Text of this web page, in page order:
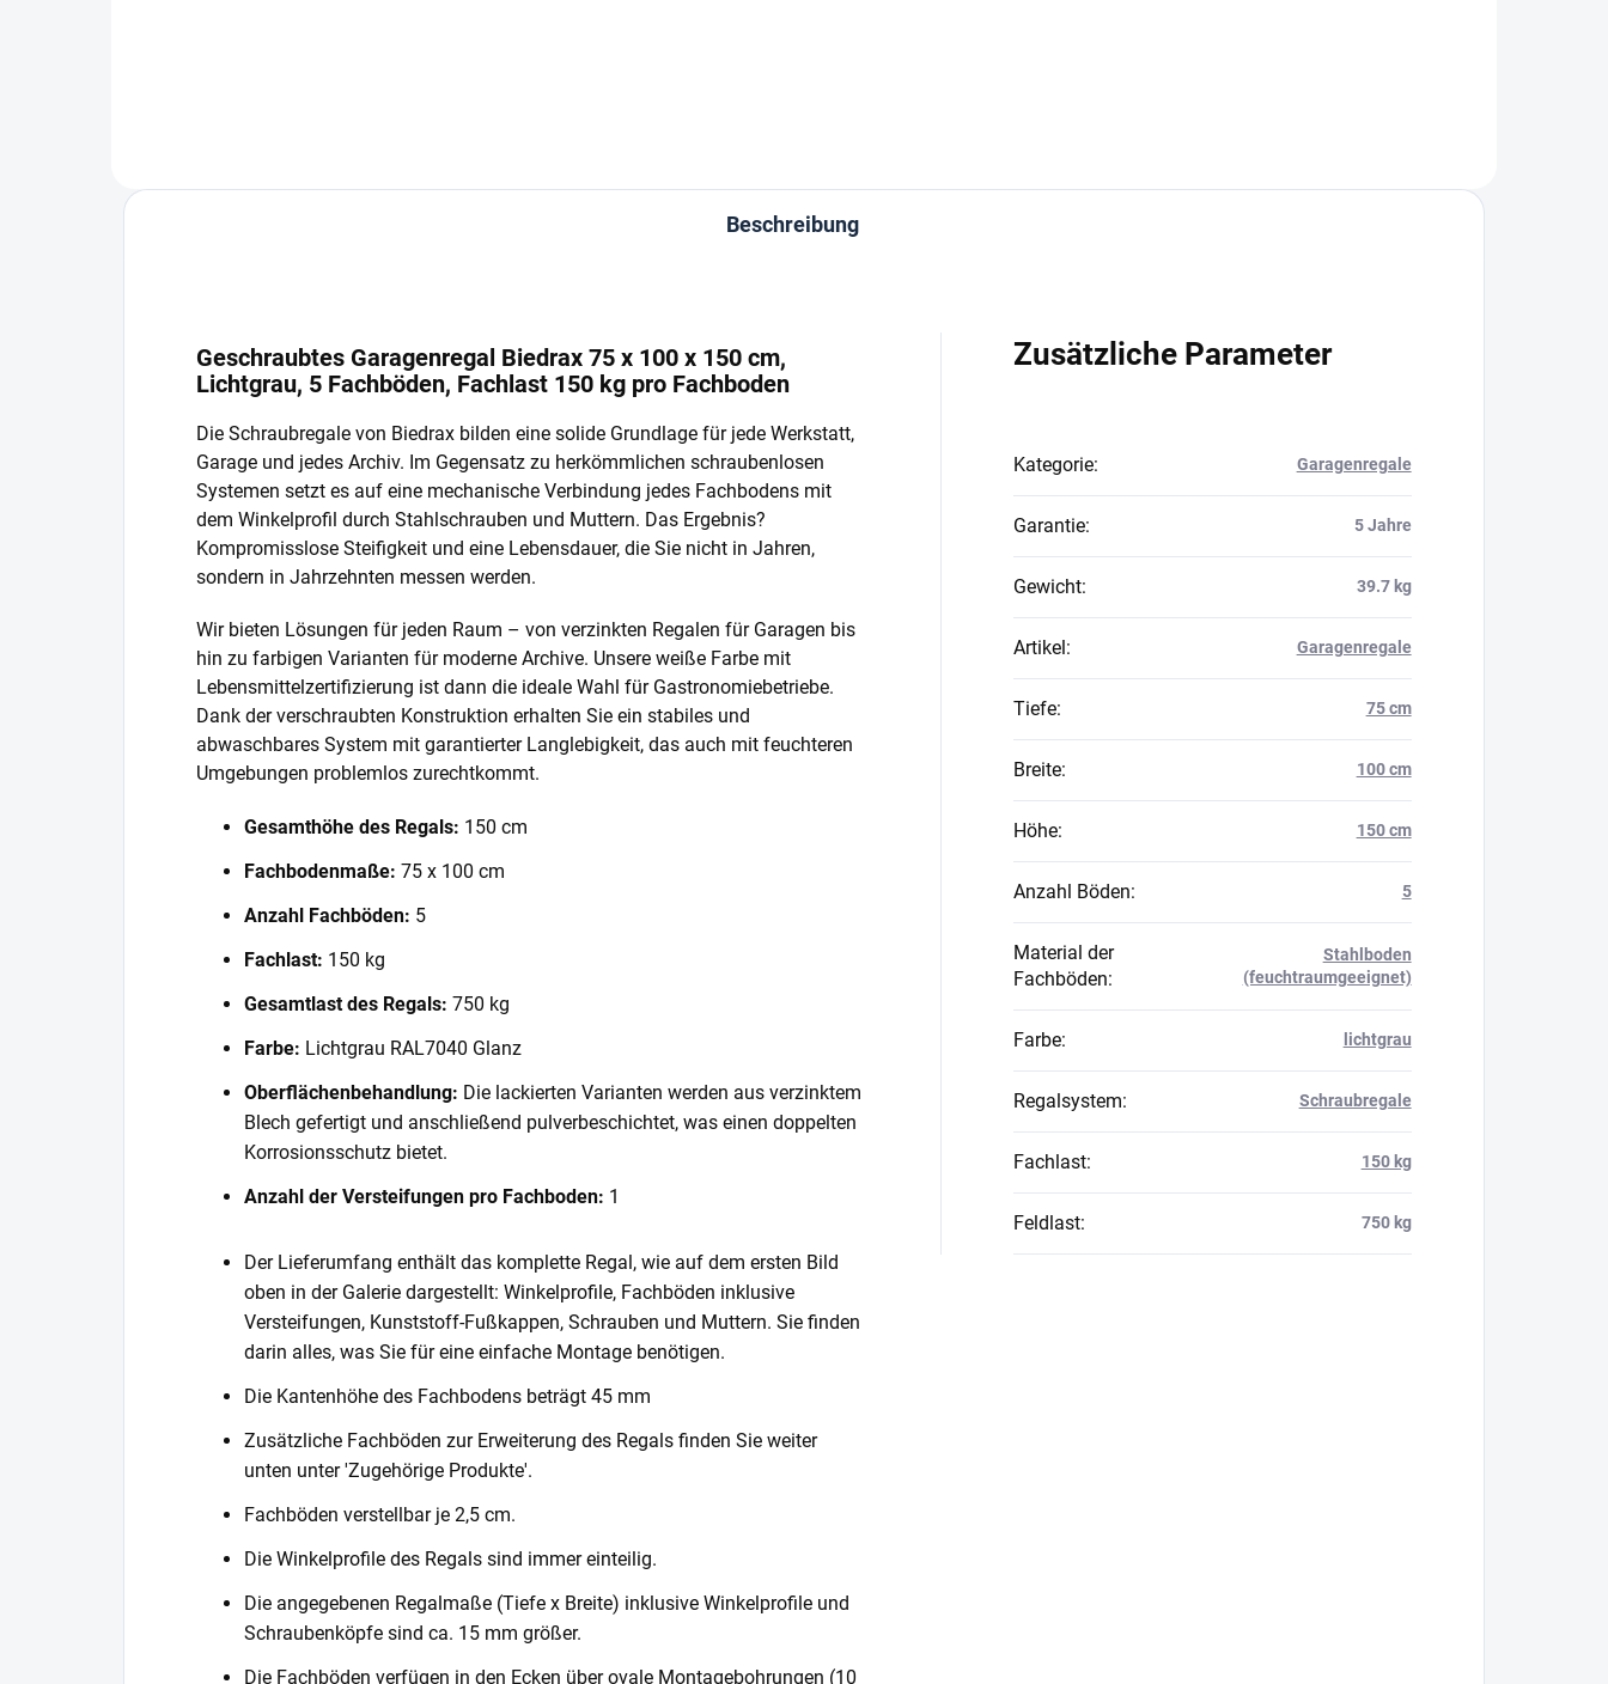
Beschreibung
Geschraubtes Garagenregal Biedrax 75 x 100 x 150 cm,
Lichtgrau, 5 Fachböden, Fachlast 150 kg pro Fachboden
Die Schraubregale von Biedrax bilden eine solide Grundlage für jede Werkstatt,
Garage und jedes Archiv. Im Gegensatz zu herkömmlichen schraubenlosen
Systemen setzt es auf eine mechanische Verbindung jedes Fachbodens mit
dem Winkelprofil durch Stahlschrauben und Muttern. Das Ergebnis?
Kompromisslose Steifigkeit und eine Lebensdauer, die Sie nicht in Jahren,
sondern in Jahrzehnten messen werden.
Wir bieten Lösungen für jeden Raum – von verzinkten Regalen für Garagen bis
hin zu farbigen Varianten für moderne Archive. Unsere weiße Farbe mit
Lebensmittelzertifizierung ist dann die ideale Wahl für Gastronomiebetriebe.
Dank der verschraubten Konstruktion erhalten Sie ein stabiles und
abwaschbares System mit garantierter Langlebigkeit, das auch mit feuchteren
Umgebungen problemlos zurechtkommt.
Gesamthöhe des Regals: 150 cm
Fachbodenmaße: 75 x 100 cm
Anzahl Fachböden: 5
Fachlast: 150 kg
Gesamtlast des Regals: 750 kg
Farbe: Lichtgrau RAL7040 Glanz
Oberflächenbehandlung: Die lackierten Varianten werden aus verzinktem
Blech gefertigt und anschließend pulverbeschichtet, was einen doppelten
Korrosionsschutz bietet.
Anzahl der Versteifungen pro Fachboden: 1
Der Lieferumfang enthält das komplette Regal, wie auf dem ersten Bild
oben in der Galerie dargestellt: Winkelprofile, Fachböden inklusive
Versteifungen, Kunststoff-Fußkappen, Schrauben und Muttern. Sie finden
darin alles, was Sie für eine einfache Montage benötigen.
Die Kantenhöhe des Fachbodens beträgt 45 mm
Zusätzliche Fachböden zur Erweiterung des Regals finden Sie weiter
unten unter 'Zugehörige Produkte'.
Fachböden verstellbar je 2,5 cm.
Die Winkelprofile des Regals sind immer einteilig.
Die angegebenen Regalmaße (Tiefe x Breite) inklusive Winkelprofile und
Schraubenköpfe sind ca. 15 mm größer.
Die Fachböden verfügen in den Ecken über ovale Montagebohrungen (10
Zusätzliche Parameter
Kategorie: Garagenregale
Garantie: 5 Jahre
Gewicht: 39.7 kg
Artikel: Garagenregale
Tiefe: 75 cm
Breite: 100 cm
Höhe: 150 cm
Anzahl Böden: 5
Material der
Fachböden:
Stahlboden
(feuchtraumgeeignet)
Farbe: lichtgrau
Regalsystem: Schraubregale
Fachlast: 150 kg
Feldlast: 750 kg